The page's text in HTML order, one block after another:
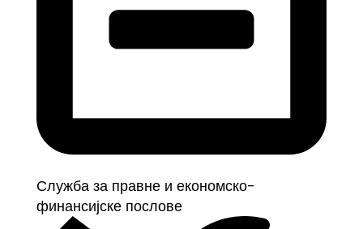
Служба за правне и економско-
финансијске послове